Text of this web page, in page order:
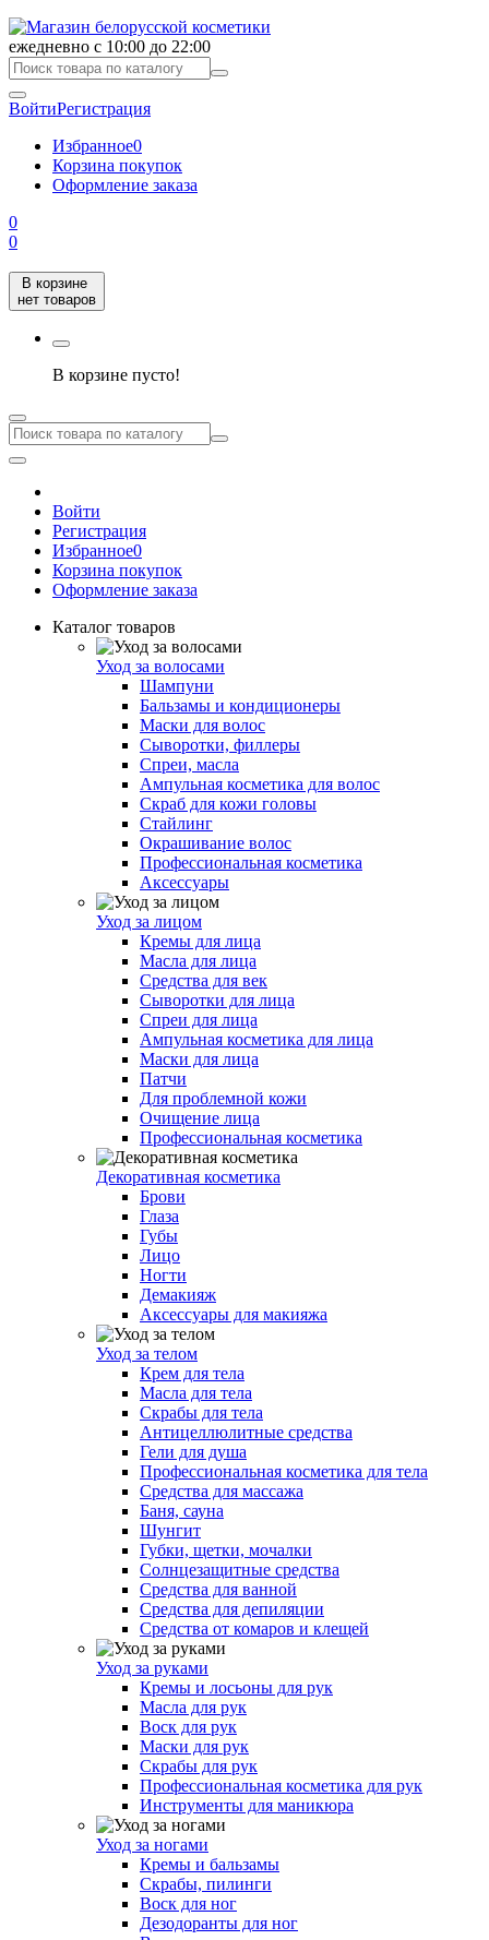
ежедневно с 10:00 до 22:00
ВойтиРегистрация
Избранное0
Корзина покупок
Оформление заказа
0
0
В корзине
нет товаров
В корзине пусто!
Войти
Регистрация
Избранное0
Корзина покупок
Оформление заказа
Каталог товаров
Уход за волосами
Шампуни
Бальзамы и кондиционеры
Маски для волос
Сыворотки, филлеры
Спреи, масла
Ампульная косметика для волос
Скраб для кожи головы
Стайлинг
Окрашивание волос
Профессиональная косметика
Аксессуары
Уход за лицом
Кремы для лица
Масла для лица
Средства для век
Сыворотки для лица
Спреи для лица
Ампульная косметика для лица
Маски для лица
Патчи
Для проблемной кожи
Очищение лица
Профессиональная косметика
Декоративная косметика
Брови
Глаза
Губы
Лицо
Ногти
Демакияж
Аксессуары для макияжа
Уход за телом
Крем для тела
Масла для тела
Скрабы для тела
Антицеллюлитные средства
Гели для душа
Профессиональная косметика для тела
Средства для массажа
Баня, сауна
Шунгит
Губки, щетки, мочалки
Солнцезащитные средства
Средства для ванной
Средства для депиляции
Средства от комаров и клещей
Уход за руками
Кремы и лосьоны для рук
Масла для рук
Воск для рук
Маски для рук
Скрабы для рук
Профессиональная косметика для рук
Инструменты для маникюра
Уход за ногами
Кремы и бальзамы
Скрабы, пилинги
Воск для ног
Дезодоранты для ног